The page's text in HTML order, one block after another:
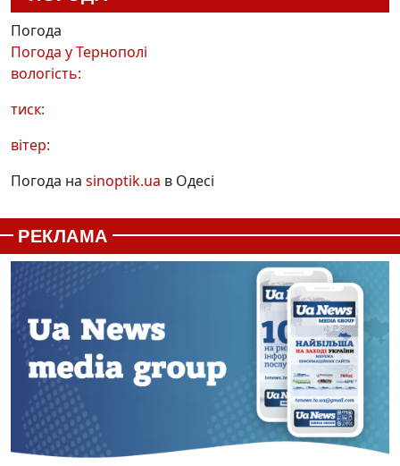
Погода
Погода уТернополі
вологість:
тиск:
вітер:
Погода на sinoptik.ua в Одесі
РЕКЛАМА